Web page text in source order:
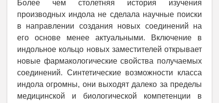
Более чем столетняя история изучения
производных индола не сделала научные поиски
в направлении создания новых соединений на
его основе менее актуальными. Включение в
индольное кольцо новых заместителей открывает
новые фармакологические свойства получаемых
соединений. Синтетические возможности класса
индола огромны, они выходят далеко за пределы
медицинской и биологической компетенции в